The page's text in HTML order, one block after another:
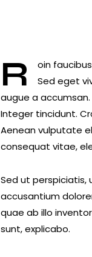
R
oin
Sed eget
augue a
Integer tincidunt.
Aenean vulputate
consequat vitae,
Sed ut
accusantium
quae ab illo
sunt, explicabo.